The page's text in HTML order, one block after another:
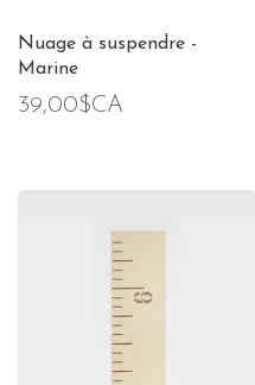
Nuage à suspendre -
Marine
39,00$CA